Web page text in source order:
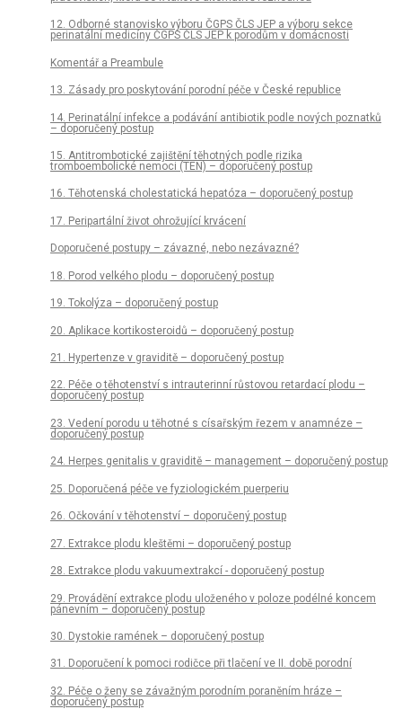
12. Odborné stanovisko výboru ČGPS ČLS JEP a výboru sekce
perinatální medicíny ČGPS ČLS JEP k porodům v domácnosti
Komentář a Preambule
13. Zásady pro poskytování porodní péče v České republice
14. Perinatální infekce a podávání antibiotik podle nových poznatků
– doporučený postup
15. Antitrombotické zajištění těhotných podle rizika
tromboembolické nemoci (TEN) – doporučený postup
16. Těhotenská cholestatická hepatóza – doporučený postup
17. Peripartální život ohrožující krvácení
Doporučené postupy – závazné, nebo nezávazné?
18. Porod velkého plodu – doporučený postup
19. Tokolýza – doporučený postup
20. Aplikace kortikosteroidů – doporučený postup
21. Hypertenze v graviditě – doporučený postup
22. Péče o těhotenství s intrauterinní růstovou retardací plodu –
doporučený postup
23. Vedení porodu u těhotné s císařským řezem v anamnéze –
doporučený postup
24. Herpes genitalis v graviditě – management – doporučený postup
25. Doporučená péče ve fyziologickém puerperiu
26. Očkování v těhotenství – doporučený postup
27. Extrakce plodu kleštěmi – doporučený postup
28. Extrakce plodu vakuumextrakcí - doporučený postup
29. Provádění extrakce plodu uloženého v poloze podélné koncem
pánevním – doporučený postup
30. Dystokie ramének – doporučený postup
31. Doporučení k pomoci rodičce při tlačení ve II. době porodní
32. Péče o ženy se závažným porodním poraněním hráze –
doporučený postup